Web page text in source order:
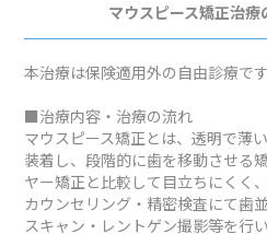
マウスピース矯正治
本治療は保険適用外の自由診療です
■治療内容・治療の流れ
マウスピース矯正とは、透明で薄
装着し、段階的に歯を移動させる
ヤー矯正と比較して目立ちにくく
カウンセリング・精密検査にて歯
スキャン・レントゲン撮影等を行